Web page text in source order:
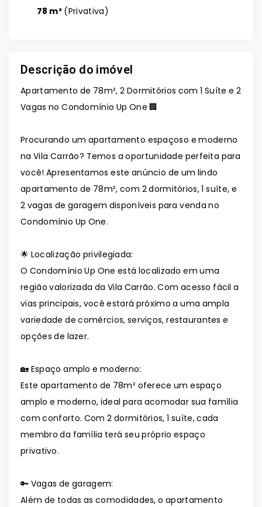
78 m² (Privativa)
Descrição do imóvel
Apartamento de 78m², 2 Dormitórios com 1 Suíte e 2
Vagas no Condomínio Up One 🏢
Procurando um apartamento espaçoso e moderno
na Vila Carrão? Temos a oportunidade perfeita para
você! Apresentamos este anúncio de um lindo
apartamento de 78m², com 2 dormitórios, 1 suíte, e
2 vagas de garagem disponíveis para venda no
Condomínio Up One.
🌟 Localização privilegiada:
O Condomínio Up One está localizado em uma
região valorizada da Vila Carrão. Com acesso fácil a
vias principais, você estará próximo a uma ampla
variedade de comércios, serviços, restaurantes e
opções de lazer.
🏡 Espaço amplo e moderno:
Este apartamento de 78m² oferece um espaço
amplo e moderno, ideal para acomodar sua família
com conforto. Com 2 dormitórios, 1 suíte, cada
membro da família terá seu próprio espaço
privativo.
🔑 Vagas de garagem:
Além de todas as comodidades, o apartamento